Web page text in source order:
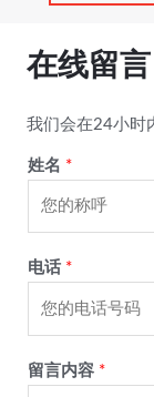
在线留言
我们会在24小时
姓名 *
电话 *
留言内容 *